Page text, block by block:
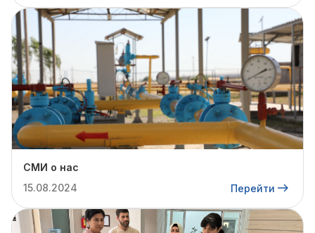
СМИ о нас
15.08.2024
Перейти